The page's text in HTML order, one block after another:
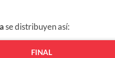
se distribuyen así:
FINAL